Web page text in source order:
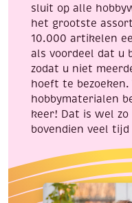
sluit op alle
het grootste
10.000 artikelen
als voordeel dat u
zodat u niet
hoeft te
hobbymaterialen
keer! Dat is wel
bovendien veel tijd